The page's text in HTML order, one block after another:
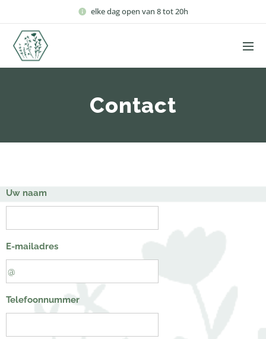
elke dag open van 8 tot 20h
Contact
Uw naam
E-mailadres
Telefoonnummer